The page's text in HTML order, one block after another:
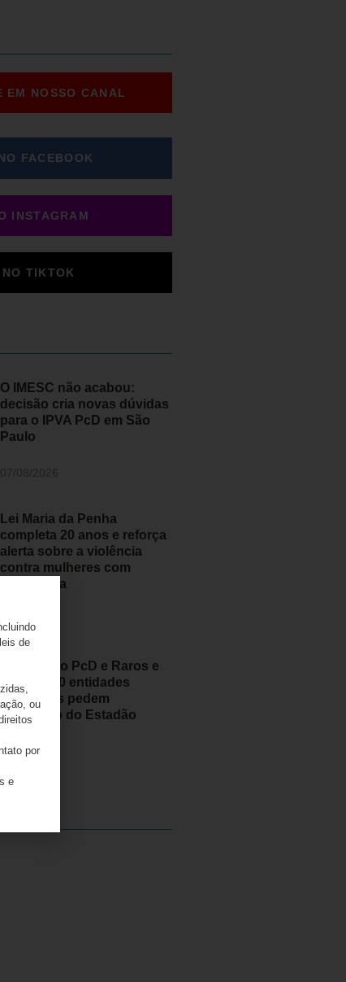
EM NOSSO CANAL
FACEBOOK
INSTAGRAM
NO TIKTOK
O IMESC não acabou:
decisão cria novas dúvidas
para o IPVA PcD em São
Paulo
Lei Maria da Penha
completa 20 anos e reforça
alerta sobre a violência
contra mulheres com
deficiência
07/08/2026
Movimento PcD e Raros e
mais de 50 entidades
brasileiras pedem
retratação do Estadão
06/08/2026
de
ou
por
e